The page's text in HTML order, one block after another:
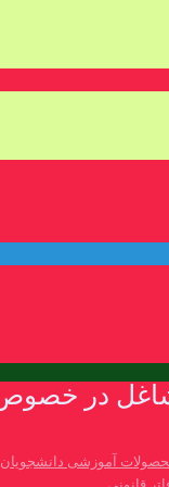
در خصوص
آموزشی دانشجویان
قانونی